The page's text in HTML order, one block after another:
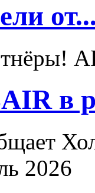
в
2026